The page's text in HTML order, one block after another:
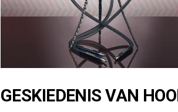
GESKIEDENIS VAN